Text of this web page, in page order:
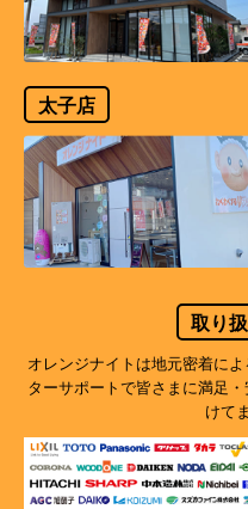
太子店
取り
オレンジナイトは地元密着に
ターサポートで皆さまに満足
けて